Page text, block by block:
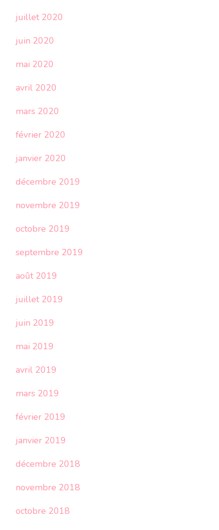
juillet 2020
juin 2020
mai 2020
avril 2020
mars 2020
février 2020
janvier 2020
décembre 2019
novembre 2019
octobre 2019
septembre 2019
août 2019
juillet 2019
juin 2019
mai 2019
avril 2019
mars 2019
février 2019
janvier 2019
décembre 2018
novembre 2018
octobre 2018